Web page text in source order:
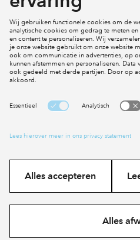
Social Media
Cookies
Privacy statement